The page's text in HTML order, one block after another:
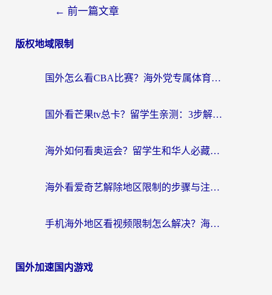
← 前一篇文章
版权地域限制
国外怎么看CBA比赛？海外党专属体育直播指南，告别地区限制看球自由
国外看芒果tv总卡？留学生亲测：3步解决地域限制+流畅追剧攻略
海外如何看奥运会？留学生和华人必藏的体育赛事观看终极指南
海外看爱奇艺解除地区限制的步骤与注意事项详解：留学生必看的无卡顿追剧指南
手机海外地区看视频限制怎么解决？海外党追剧看片的实用指南
国外加速国内游戏